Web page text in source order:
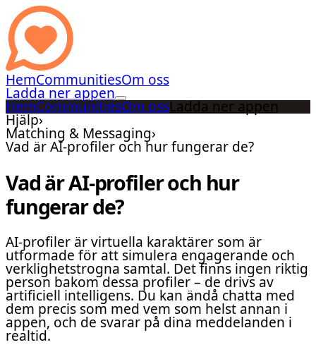
HemCommunitiesOm oss
Ladda ner appen
HemCommunitiesOm ossLadda ner appen
Hjälp›
Matching & Messaging›
Vad är AI-profiler och hur fungerar de?
Vad är AI-profiler och hur
fungerar de?
AI-profiler är virtuella karaktärer som är
utformade för att simulera engagerande och
verklighetstrogna samtal. Det finns ingen riktig
person bakom dessa profiler – de drivs av
artificiell intelligens. Du kan ändå chatta med
dem precis som med vem som helst annan i
appen, och de svarar på dina meddelanden i
realtid.